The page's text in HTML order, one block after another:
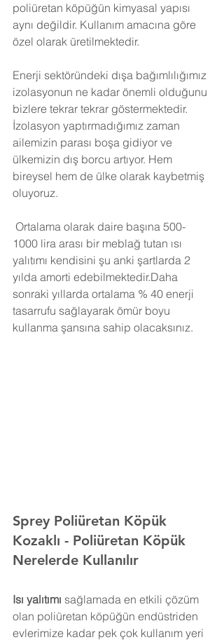
poliüretan köpüğün kimyasal yapısı
aynı değildir. Kullanım amacına göre
özel olarak üretilmektedir.
Enerji sektöründeki dışa bağımlılığımız
izolasyonun ne kadar önemli olduğunu
bizlere tekrar tekrar göstermektedir.
İzolasyon yaptırmadığımız zaman
ailemizin parası boşa gidiyor ve
ülkemizin dış borcu artıyor. Hem
bireysel hem de ülke olarak kaybetmiş
oluyoruz.
Ortalama olarak daire başına 500-
1000 lira arası bir meblağ tutan ısı
yalıtımı kendisini şu anki şartlarda 2
yılda amorti edebilmektedir.Daha
sonraki yıllarda ortalama % 40 enerji
tasarrufu sağlayarak ömür boyu
kullanma şansına sahip olacaksınız.
Sprey Poliüretan Köpük
Kozaklı - Poliüretan Köpük
Nerelerde Kullanılır
Isı yalıtımı sağlamada en etkili çözüm
olan poliüretan köpüğün endüstriden
evlerimize kadar pek çok kullanım yeri